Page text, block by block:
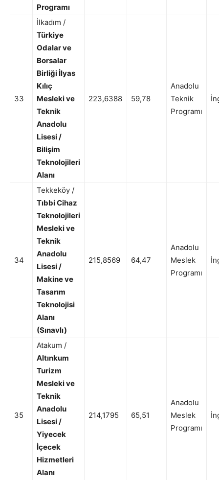
Programı
33
İlkadım /
Türkiye
Odalar ve
Borsalar
Birliği İlyas
Kılıç
Mesleki ve
Teknik
Anadolu
Lisesi /
Bilişim
Teknolojileri
Alanı
223,6388 59,78
Anadolu
Teknik
Programı
34
Tekkeköy /
Tıbbi Cihaz
Teknolojileri
Mesleki ve
Teknik
Anadolu
Lisesi /
Makine ve
Tasarım
Teknolojisi
Alanı
(Sınavlı)
215,8569 64,47
Anadolu
Meslek
Programı
35
Atakum /
Altınkum
Turizm
Mesleki ve
Teknik
Anadolu
Lisesi /
Yiyecek
İçecek
Hizmetleri
Alanı
214,1795 65,51
Anadolu
Meslek
Programı